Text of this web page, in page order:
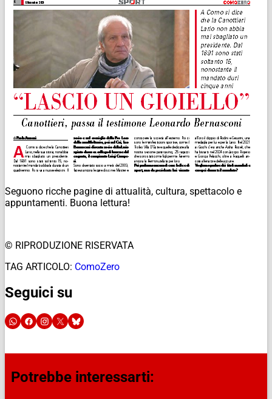
Seguono ricche pagine di attualità, cultura, spettacolo e
appuntamenti. Buona lettura!
© RIPRODUZIONE RISERVATA
TAG ARTICOLO: ComoZero
Seguici su
Potrebbe interessarti: